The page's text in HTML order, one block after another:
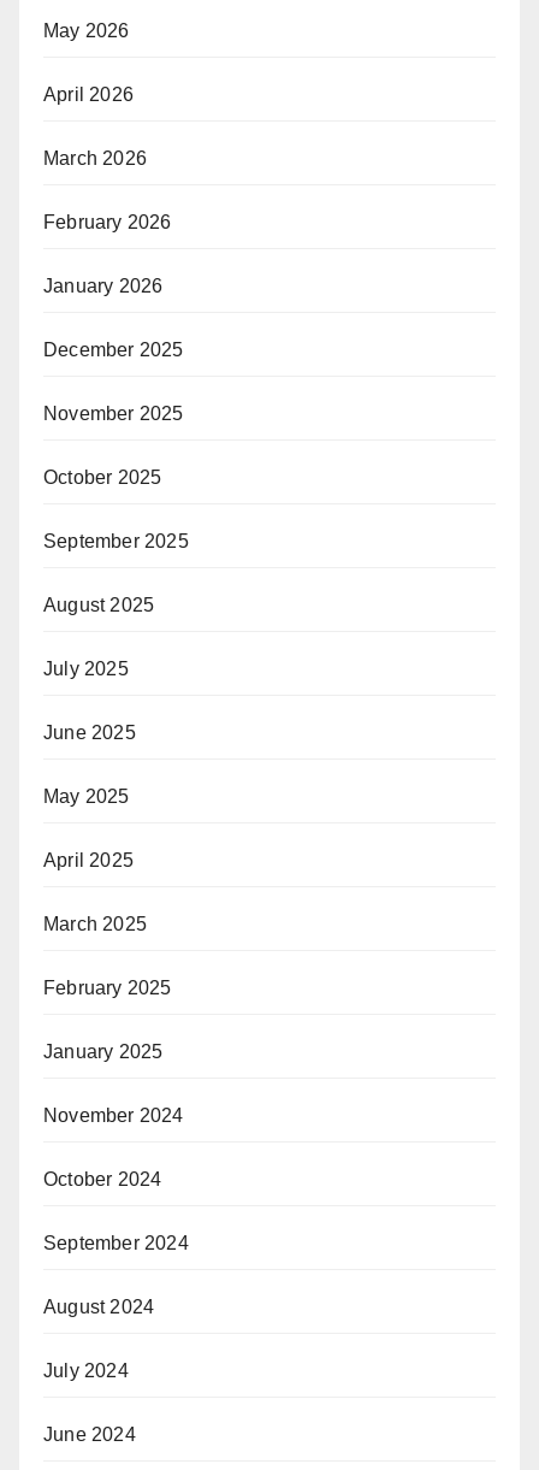
May 2026
April 2026
March 2026
February 2026
January 2026
December 2025
November 2025
October 2025
September 2025
August 2025
July 2025
June 2025
May 2025
April 2025
March 2025
February 2025
January 2025
November 2024
October 2024
September 2024
August 2024
July 2024
June 2024